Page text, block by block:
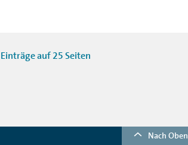
auf 25 Seiten
Nach Oben